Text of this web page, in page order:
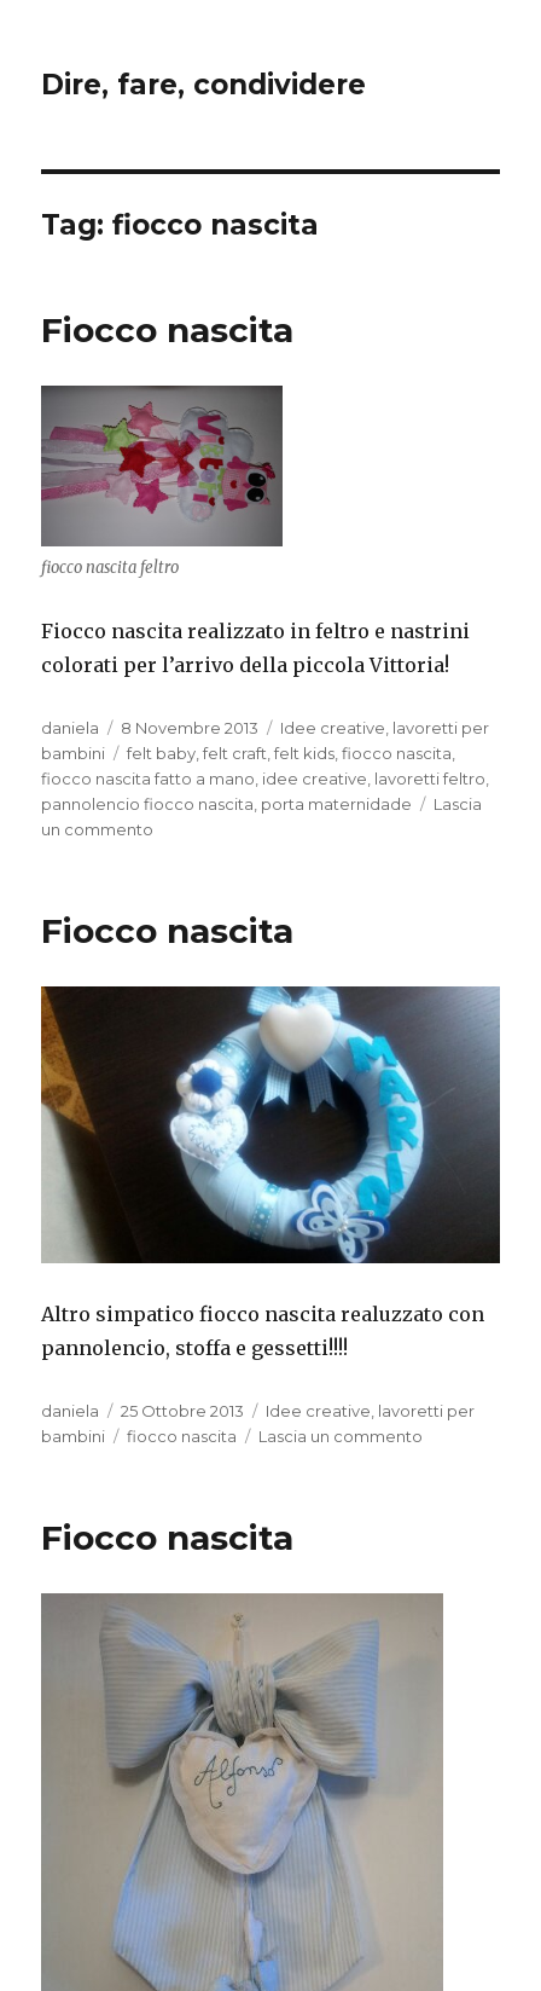
Dire, fare, condividere
Tag:fiocco nascita
Fiocco nascita
fiocco nascita feltro
Fiocco nascita realizzato in feltro e nastrini
colorati per l’arrivo della piccola Vittoria!
Autore
daniela
Pubblicato
il
8 Novembre 2013 Categorie
Idee creative, lavoretti per
bambini
Tag
felt baby,felt craft,felt kids,fiocco nascita,
fiocco nascita fatto a mano, idee creative, lavoretti feltro,
pannolencio fiocco nascita, porta maternidade
Lascia
un commento
Fiocco nascita
Altro simpatico fiocco nascita realuzzato con
pannolencio, stoffa e gessetti!!!!
Autore
daniela
Pubblicato
il
25 Ottobre 2013 Categorie
Idee creative lavoretti per
bambini
Tag
fiocco nascita Lascia un commento
Fiocco nascita